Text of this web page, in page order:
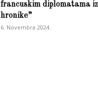
francuskim diplomatama
hronike”
6. Novembra 2024.